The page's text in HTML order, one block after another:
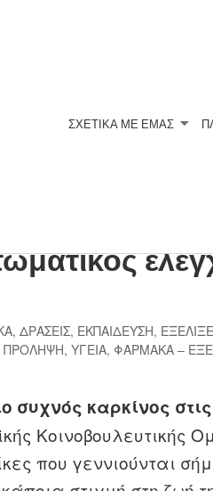
ΣΧΕΤΙΚΆ ΜΕ ΕΜΆΣ
Παράγοντες
,ΔΡΑΣΕΙΣ, ΕΚΠΑΙΔΕΥΣΗ,
ΠΡΟΛΗΨΗ,ΥΓΕΙΑ, ΦΑΡΜΑΚΑ –
συχνός καρκίνος
Κοινοβουλευτικής
που γεννιούνται